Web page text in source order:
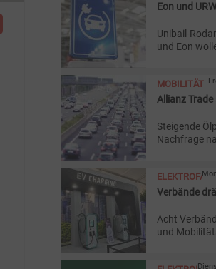
Eon und
Unibail-
und Eon
Geplant
zusätzliche
MOBILITÄT
Allianz
Steigende
Nachfrage
verweist
bei
Verbände
Acht
und